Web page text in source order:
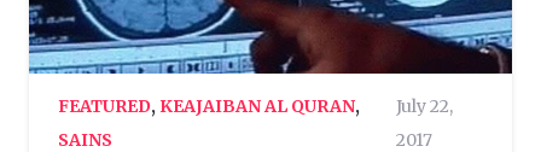
FEATURED, KEAJAIBAN AL QURAN,
SAINS
July 22,
2017